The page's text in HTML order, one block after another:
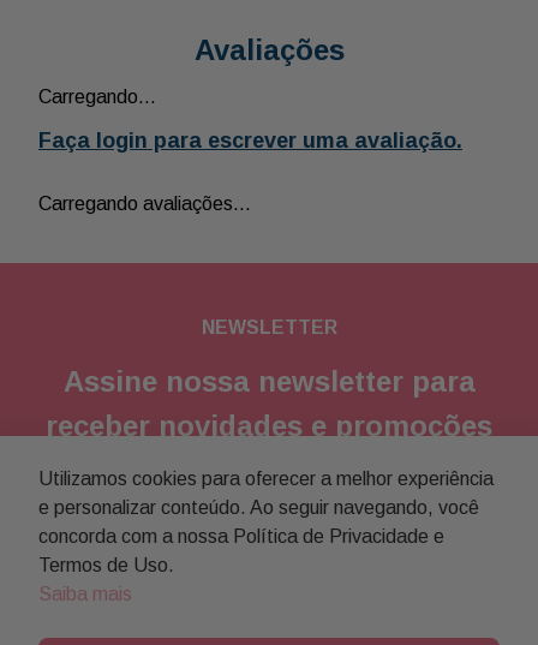
Avaliações
Carregando…
Faça login para escrever uma avaliação.
Carregando avaliações…
NEWSLETTER
Assine nossa newsletter para
receber novidades e promoções
Enviar
Concordo com a política de privacidade
Utilizamos cookies para oferecer a melhor experiência
e personalizar conteúdo. Ao seguir navegando, você
concorda com a nossa Política de Privacidade e
Termos de Uso.
Saiba mais